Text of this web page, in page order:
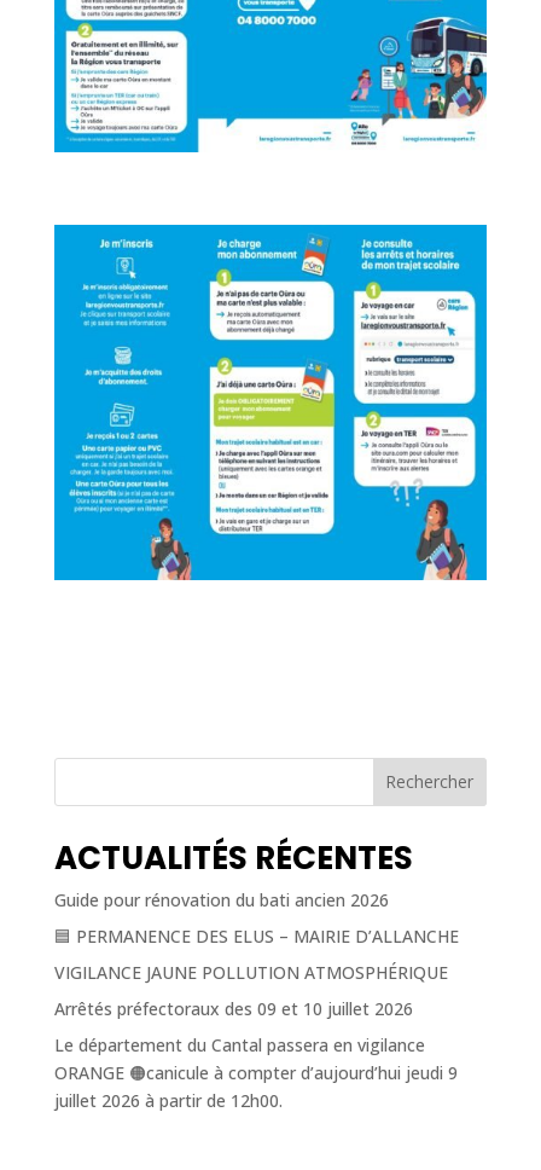
Rechercher
ACTUALITÉS RÉCENTES
Guide pour rénovation du bati ancien 2026
🟦 PERMANENCE DES ELUS – MAIRIE D’ALLANCHE
VIGILANCE JAUNE POLLUTION ATMOSPHÉRIQUE
Arrêtés préfectoraux des 09 et 10 juillet 2026
Le département du Cantal passera en vigilance
ORANGE 🟠canicule à compter d’aujourd’hui jeudi 9
juillet 2026 à partir de 12h00.